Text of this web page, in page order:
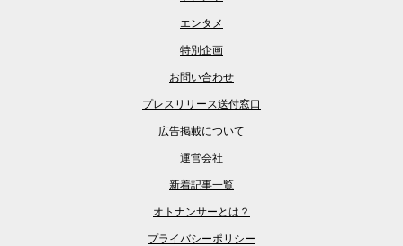
エンタメ
特別企画
お問い合わせ
プレスリリース送付窓口
広告掲載について
運営会社
新着記事一覧
オトナンサーとは？
プライバシーポリシー